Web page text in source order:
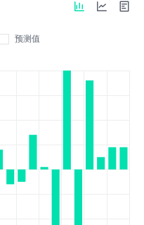
预测值